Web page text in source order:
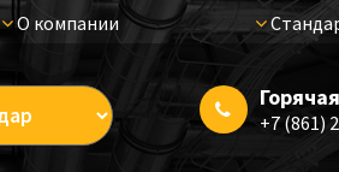
О компании
+7 (861)